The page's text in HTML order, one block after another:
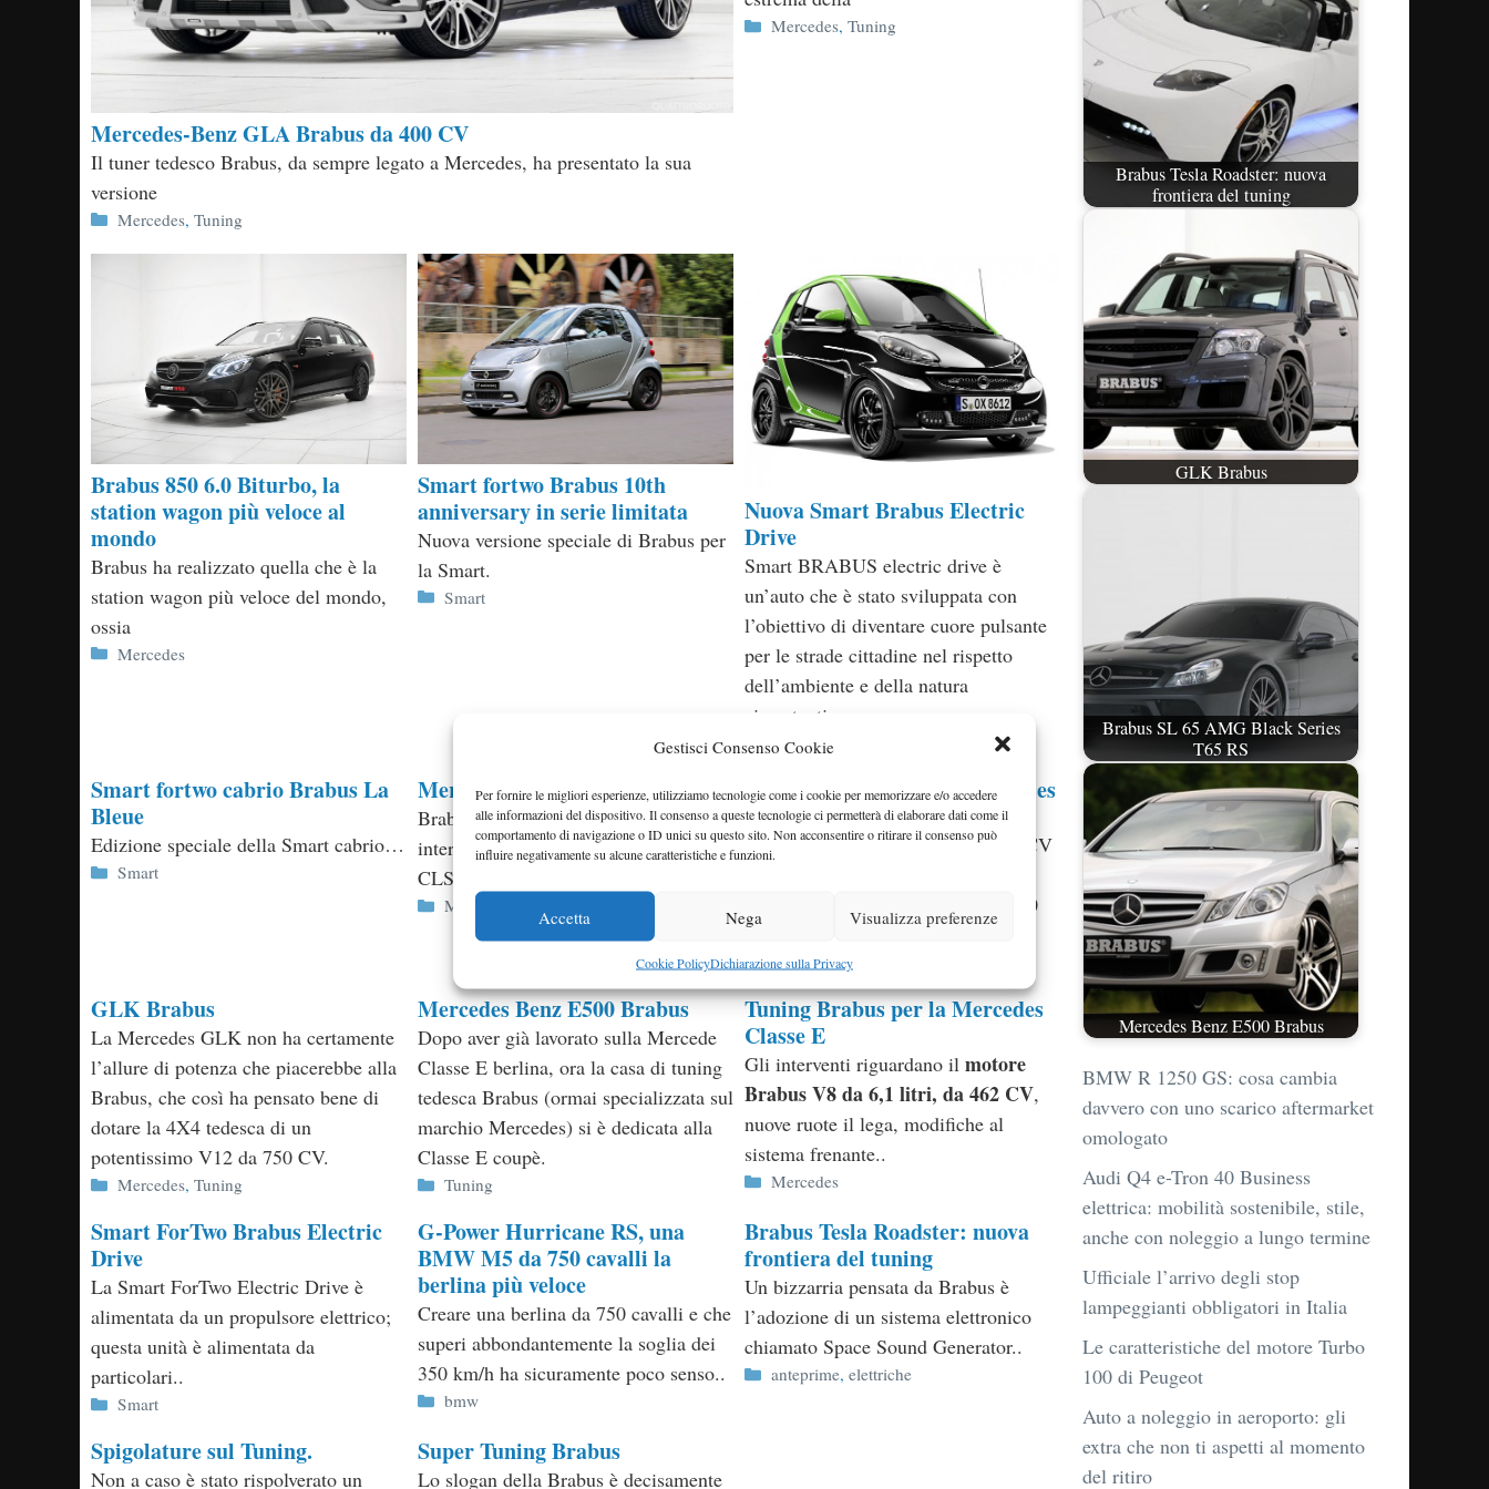
Gestisci Consenso Cookie
Per fornire le migliori esperienze, utilizziamo tecnologie come i cookie per memorizzare e/o accedere
alle informazioni del dispositivo. Il consenso a queste tecnologie ci permetterà di elaborare dati come il
comportamento di navigazione o ID unici su questo sito. Non acconsentire o ritirare il consenso può
influire negativamente su alcune caratteristiche e funzioni.
Accetta Nega Visualizza preferenze
Cookie PolicyDichiarazione sulla Privacy
Mercedes-Benz GLA Brabus da 400 CV
Il tuner tedesco Brabus, da sempre legato a Mercedes, ha presentato la sua
versione
Categorie
Mercedes,Tuning
Categorie
Mercedes,Tuning
Brabus 850 6.0 Biturbo, la
station wagon più veloce al
mondo
Brabus ha realizzato quella che è la
station wagon più veloce del mondo,
ossia
Categorie
Mercedes
Smart fortwo Brabus 10th
anniversary in serie limitata
Nuova versione speciale di Brabus per
la Smart.
Categorie
Smart
Nuova Smart Brabus Electric
Drive
Smart BRABUS electric drive è
un’auto che è stato sviluppata con
l’obiettivo di diventare cuore pulsante
per le strade cittadine nel rispetto
dell’ambiente e della natura
circostanti.
Categorie
Auto elettiche
Smart fortwo cabrio Brabus La
Bleue
Edizione speciale della Smart cabrio…
Categorie
Smart
Mercedes CLS Brabus a Ginevra
Brabus presenterà la sua
interpretazione della nuova Mercedes
CLS…
Categorie
Mercedes
Brabus SL 65 AMG Black Series
T65 RS
Il risultato di tutto questo è di 800 CV
impressionante di 1.420 Nm a 2.100
giri.
Categorie
Mercedes,Tuning
GLK Brabus
La Mercedes GLK non ha certamente
l’allure di potenza che piacerebbe alla
Brabus, che così ha pensato bene di
dotare la 4X4 tedesca di un
potentissimo V12 da 750 CV.
Categorie
Mercedes,Tuning
Mercedes Benz E500 Brabus
Dopo aver già lavorato sulla Mercede
Classe E berlina, ora la casa di tuning
tedesca Brabus (ormai specializzata sul
marchio Mercedes) si è dedicata alla
Classe E coupè.
Categorie
Tuning
Tuning Brabus per la Mercedes
Classe E
Gli interventi riguardano il motore
Brabus V8 da 6,1 litri, da 462 CV,
nuove ruote il lega, modifiche al
sistema frenante..
Categorie
Mercedes
Smart ForTwo Brabus Electric
Drive
La Smart ForTwo Electric Drive è
alimentata da un propulsore elettrico;
questa unità è alimentata da
particolari..
Categorie
Smart
G-Power Hurricane RS, una
BMW M5 da 750 cavalli la
berlina più veloce
Creare una berlina da 750 cavalli e che
superi abbondantemente la soglia dei
350 km/h ha sicuramente poco senso..
Categorie
bmw
Brabus Tesla Roadster: nuova
frontiera del tuning
Un bizzarria pensata da Brabus è
l’adozione di un sistema elettronico
chiamato Space Sound Generator..
Categorie
anteprime,elettriche
Spigolature sul Tuning.
Non a caso è stato rispolverato un
Super Tuning Brabus
Lo slogan della Brabus è decisamente
Brabus Tesla Roadster: nuova
frontiera del tuning
GLK Brabus
Brabus SL 65 AMG Black Series
T65 RS
Mercedes Benz E500 Brabus
BMW R 1250 GS: cosa cambia
davvero con uno scarico aftermarket
omologato
Audi Q4 e-Tron 40 Business
elettrica: mobilità sostenibile, stile,
anche con noleggio a lungo termine
Ufficiale l’arrivo degli stop
lampeggianti obbligatori in Italia
Le caratteristiche del motore Turbo
100 di Peugeot
Auto a noleggio in aeroporto: gli
extra che non ti aspetti al momento
del ritiro